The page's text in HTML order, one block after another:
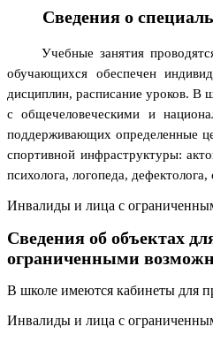
Сведения о
Учебные занятия
обучающихся обеспечен
дисциплин, расписание уроков. В
с общечеловеческими и
поддерживающих определенные
спортивной инфраструктуры:
психолога, логопеда,
Инвалиды и лица с
Сведения об объектах
ограниченными
В школе имеются кабинеты для
Инвалиды и лица с